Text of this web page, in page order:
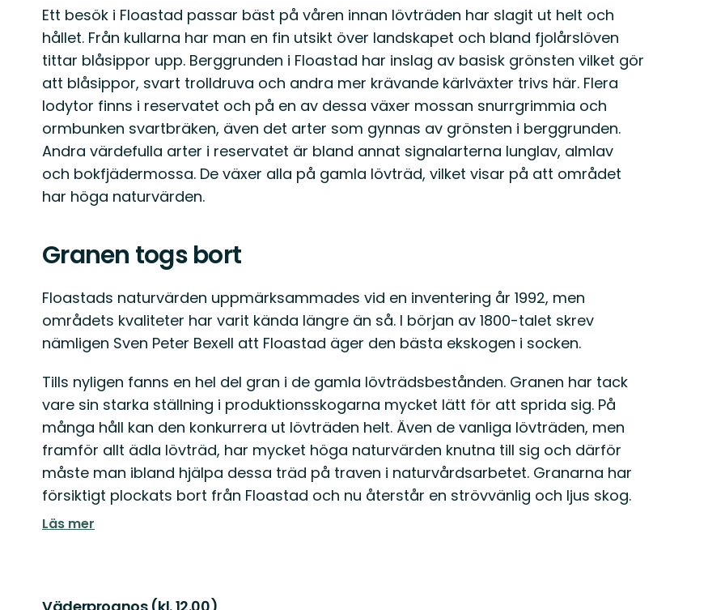
Ett besök i Floastad passar bäst på våren innan lövträden har slagit ut helt och
hållet. Från kullarna har man en fin utsikt över landskapet och bland fjolårslöven
tittar blåsippor upp. Berggrunden i Floastad har inslag av basisk grönsten vilket gör
att blåsippor, svart trolldruva och andra mer krävande kärlväxter trivs här. Flera
lodytor finns i reservatet och på en av dessa växer mossan snurrgrimmia och
ormbunken svartbräken, även det arter som gynnas av grönsten i berggrunden.
Andra värdefulla arter i reservatet är bland annat signalarterna lunglav, almlav
och bokfjädermossa. De växer alla på gamla lövträd, vilket visar på att området
har höga naturvärden.
Granen togs bort
Floastads naturvärden uppmärksammades vid en inventering år 1992, men
områdets kvaliteter har varit kända längre än så. I början av 1800-talet skrev
nämligen Sven Peter Bexell att Floastad äger den bästa ekskogen i socken.
Tills nyligen fanns en hel del gran i de gamla lövträdsbestånden. Granen har tack
vare sin starka ställning i produktionsskogarna mycket lätt för att sprida sig. På
många håll kan den konkurrera ut lövträden helt. Även de vanliga lövträden, men
framför allt ädla lövträd, har mycket höga naturvärden knutna till sig och därför
måste man ibland hjälpa dessa träd på traven i naturvårdsarbetet. Granarna har
försiktigt plockats bort från Floastad och nu återstår en strövvänlig och ljus skog.
Läs mer